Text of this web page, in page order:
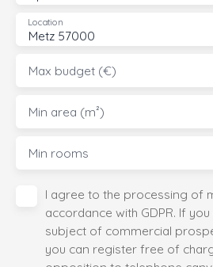
Metz 57000
Location
Max budget (€)
Min area (m²)
Min rooms
I agree to the processing of
accordance with GDPR. If
subject of commercial
you can register free of